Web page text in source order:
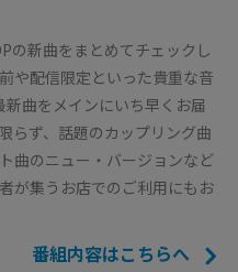
の新曲をまとめてチェックし
や配信限定といった貴重な音
曲をメインにいち早くお届
らず、話題のカップリング曲
曲のニュー・バージョンなど
が集うお店でのご利用にもお
番組内容はこちらへ